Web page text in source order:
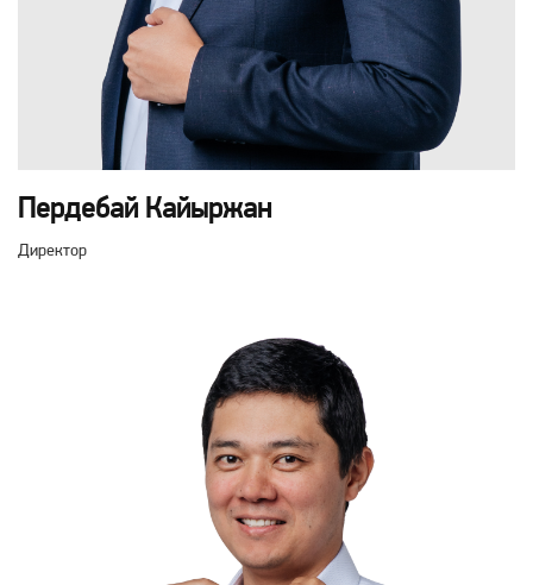
Пердебай Кайыржан
Директор